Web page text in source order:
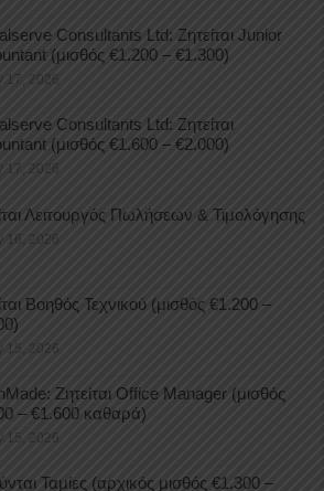
Consultants Ltd: Ζητείται Junior
(μισθός €1.200 – €1.300)
17, 2026
Consultants Ltd: Ζητείται
(μισθός €1.600 – €2.000)
17, 2026
Λειτουργός Πωλήσεων & Τιμολόγησης
16, 2026
Βοηθός Τεχνικού (μισθός €1.200 –
15, 2026
Ζητείται Office Manager (μισθός
– €1.600 καθαρά)
15, 2026
Ταμίες (αρχικός μισθός €1.300 –